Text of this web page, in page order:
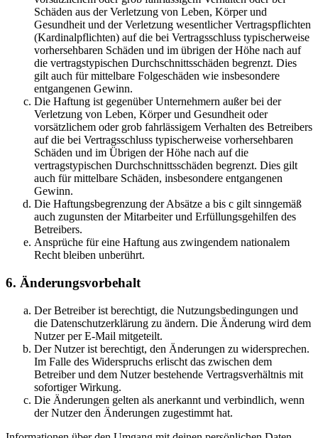
Schäden aus der Verletzung von Leben, Körper und
Gesundheit und der Verletzung wesentlicher Vertragspflichten
(Kardinalpflichten) auf die bei Vertragsschluss typischerweise
vorhersehbaren Schäden und im übrigen der Höhe nach auf
die vertragstypischen Durchschnittsschäden begrenzt. Dies
gilt auch für mittelbare Folgeschäden wie insbesondere
entgangenen Gewinn.
Die Haftung ist gegenüber Unternehmern außer bei der
Verletzung von Leben, Körper und Gesundheit oder
vorsätzlichem oder grob fahrlässigem Verhalten des Betreibers
auf die bei Vertragsschluss typischerweise vorhersehbaren
Schäden und im Übrigen der Höhe nach auf die
vertragstypischen Durchschnittsschäden begrenzt. Dies gilt
auch für mittelbare Schäden, insbesondere entgangenen
Gewinn.
Die Haftungsbegrenzung der Absätze a bis c gilt sinngemäß
auch zugunsten der Mitarbeiter und Erfüllungsgehilfen des
Betreibers.
Ansprüche für eine Haftung aus zwingendem nationalem
Recht bleiben unberührt.
6. Änderungsvorbehalt
Der Betreiber ist berechtigt, die Nutzungsbedingungen und
die Datenschutzerklärung zu ändern. Die Änderung wird dem
Nutzer per E-Mail mitgeteilt.
Der Nutzer ist berechtigt, den Änderungen zu widersprechen.
Im Falle des Widerspruchs erlischt das zwischen dem
Betreiber und dem Nutzer bestehende Vertragsverhältnis mit
sofortiger Wirkung.
Die Änderungen gelten als anerkannt und verbindlich, wenn
der Nutzer den Änderungen zugestimmt hat.